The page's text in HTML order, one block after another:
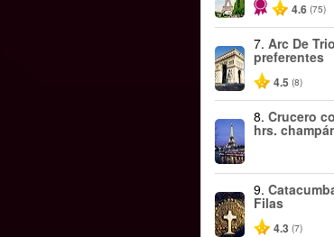
4.6 (75)
7. Arc De
preferentes
4.5 (8)
8. Crucero
hrs.
9.
Filas
4.3 (7)